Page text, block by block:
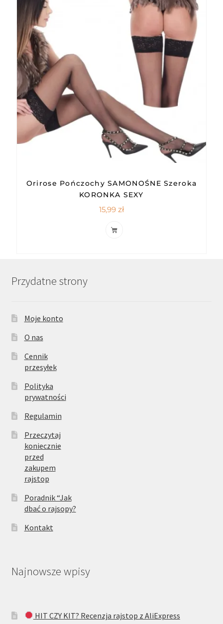
Orirose Pończochy SAMONOŚNE Szeroka
KORONKA SEXY
15,99 zł
Przydatne strony
Moje konto
O nas
Cennik
przesyłek
Polityka
prywatności
Regulamin
Przeczytaj
koniecznie
przed
zakupem
rajstop
Poradnik “Jak
dbać o rajsopy?
Kontakt
Najnowsze wpisy
HIT CZY KIT? Recenzja rajstop z AliExpress